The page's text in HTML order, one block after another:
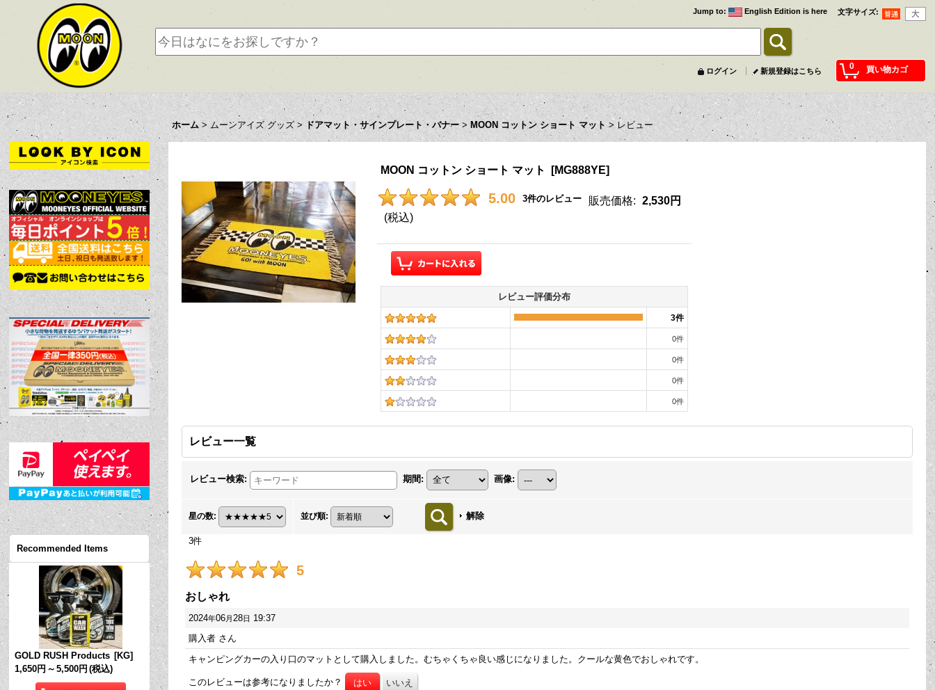
文字サイズ:
Jump to: English Edition is here
0 買い物カゴ
ログイン 新規登録はこちら
ホーム > ムーンアイズ グッズ > ドアマット・サインプレート・バナー > MOON コットン ショート マット > レビュー
Recommended Items
GOLD RUSH Products [KG]
1,650円 ～ 5,500円 (税込)
MOON コットン ショート マット [MG888YE]
5.00 3件のレビュー 販売価格: 2,530円
(税込)
レビュー評価分布
3件
0件
0件
0件
0件
レビュー一覧
レビュー検索: 期間 : 画像:
星の数: 並び順: 解除
3件
5
おしゃれ
2024年06月28日 19:37
購入者 さん
キャンピングカーの入り口のマットとして購入しました。むちゃくちゃ良い感じになりました。クールな黄色でおしゃれです。
このレビューは参考になりましたか？